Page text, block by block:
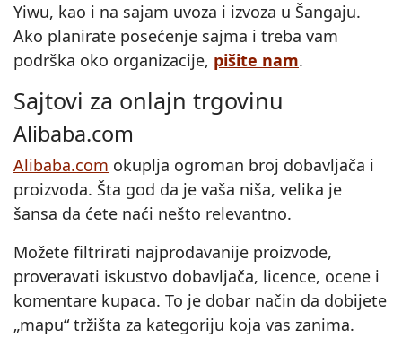
Yiwu, kao i na sajam uvoza i izvoza u Šangaju.
Ako planirate posećenje sajma i treba vam
podrška oko organizacije, pišite nam.
Sajtovi za onlajn trgovinu
Alibaba.com
Alibaba.com okuplja ogroman broj dobavljača i
proizvoda. Šta god da je vaša niša, velika je
šansa da ćete naći nešto relevantno.
Možete filtrirati najprodavanije proizvode,
proveravati iskustvo dobavljača, licence, ocene i
komentare kupaca. To je dobar način da dobijete
„mapu“ tržišta za kategoriju koja vas zanima.